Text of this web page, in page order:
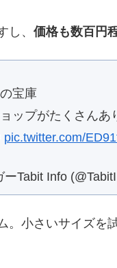
し、 価格も数百円
宝庫
ップがたくさんあ
pic.twitter.com/
Tabit Info
。小さいサイズを